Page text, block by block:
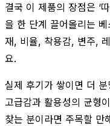
결국 이 제품의 장점은 ‘
을 한 단계 끌어올리는
재, 비율, 착용감, 변주,
요.
실제 후기가 쌓이면 더
고급감과 활용성의 균형
찾는 분이라면 주목할 만